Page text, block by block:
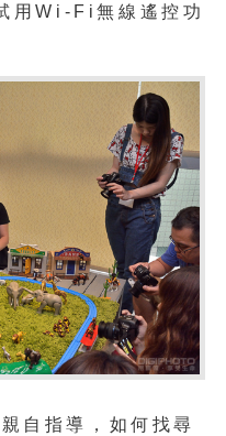
用Wi-Fi無線遙控功
自指導，如何找尋